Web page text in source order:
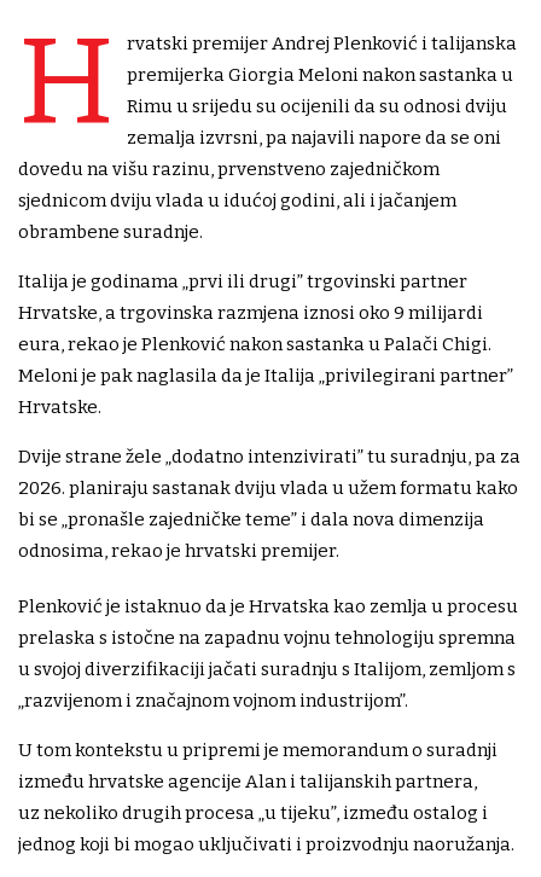
H
rvatski premijer Andrej Plenković i talijanska
premijerka Giorgia Meloni nakon sastanka u
Rimu u srijedu su ocijenili da su odnosi dviju
zemalja izvrsni, pa najavili napore da se oni
dovedu na višu razinu, prvenstveno zajedničkom
sjednicom dviju vlada u idućoj godini, ali i jačanjem
obrambene suradnje.
Italija je godinama „prvi ili drugi” trgovinski partner
Hrvatske, a trgovinska razmjena iznosi oko 9 milijardi
eura, rekao je Plenković nakon sastanka u Palači Chigi.
Meloni je pak naglasila da je Italija „privilegirani partner”
Hrvatske.
Dvije strane žele „dodatno intenzivirati” tu suradnju, pa za
2026. planiraju sastanak dviju vlada u užem formatu kako
bi se „pronašle zajedničke teme” i dala nova dimenzija
odnosima, rekao je hrvatski premijer.
Plenković je istaknuo da je Hrvatska kao zemlja u procesu
prelaska s istočne na zapadnu vojnu tehnologiju spremna
u svojoj diverzifikaciji jačati suradnju s Italijom, zemljom s
„razvijenom i značajnom vojnom industrijom”.
U tom kontekstu u pripremi je memorandum o suradnji
između hrvatske agencije Alan i talijanskih partnera,
uz nekoliko drugih procesa „u tijeku”, između ostalog i
jednog koji bi mogao uključivati i proizvodnju naoružanja.